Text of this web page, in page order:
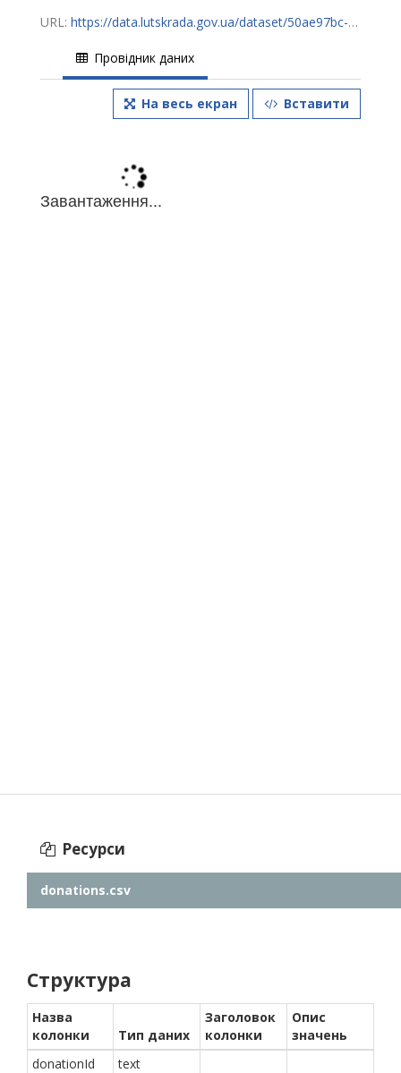
URL: https://data.lutskrada.gov.ua/dataset/50ae97bc-12ea-4215-841d-03be8e751456/resource/af18474f-0f5b-4356-8a85-ca90c6f5426e/download/donations.csv
Провідник даних
На весь екран Вставити
Ресурси
donations.csv
Структура
Назва
колонки
Тип даних
Заголовок
колонки
Опис
значень
donationId
text